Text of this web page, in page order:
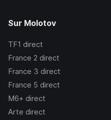
Sur Molotov
TF1 direct
France 2 direct
France 3 direct
France 5 direct
M6+ direct
Arte direct